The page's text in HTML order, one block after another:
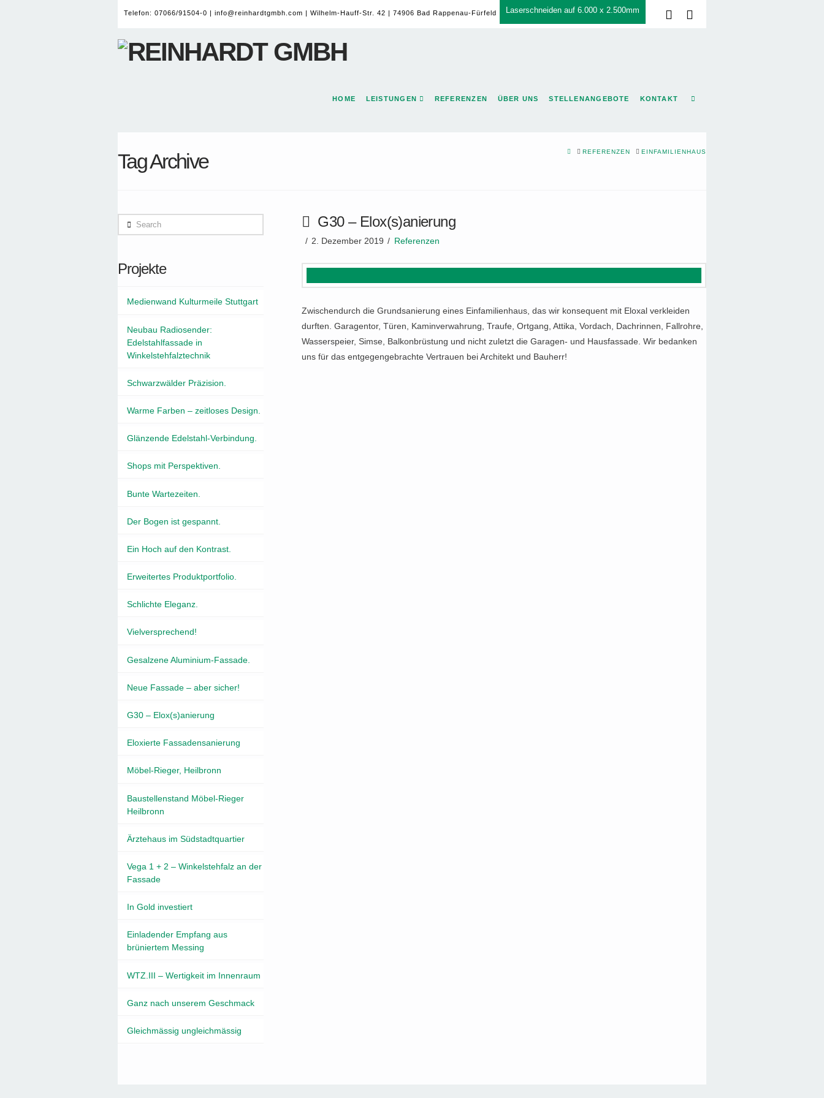
Telefon: 07066/91504-0 | info@reinhardtgmbh.com | Wilhelm-Hauff-Str. 42 | 74906 Bad Rappenau-Fürfeld Laserschneiden auf 6.000 x 2.500mm
HOME LEISTUNGEN REFERENZEN ÜBER UNS STELLENANGEBOTE KONTAKT
Tag Archive HOMEREFERENZEN EINFAMILIENHAUS
G30 – Elox(s)anierung
2. Dezember 2019 Referenzen
Zwischendurch die Grundsanierung eines Einfamilienhaus, das wir konsequent mit Eloxal verkleiden
durften. Garagentor, Türen, Kaminverwahrung, Traufe, Ortgang, Attika, Vordach, Dachrinnen, Fallrohre,
Wasserspeier, Simse, Balkonbrüstung und nicht zuletzt die Garagen- und Hausfassade. Wir bedanken
uns für das entgegengebrachte Vertrauen bei Architekt und Bauherr!
Search
Projekte
Medienwand Kulturmeile Stuttgart
Neubau Radiosender:
Edelstahlfassade in
Winkelstehfalztechnik
Schwarzwälder Präzision.
Warme Farben – zeitloses Design.
Glänzende Edelstahl-Verbindung.
Shops mit Perspektiven.
Bunte Wartezeiten.
Der Bogen ist gespannt.
Ein Hoch auf den Kontrast.
Erweitertes Produktportfolio.
Schlichte Eleganz.
Vielversprechend!
Gesalzene Aluminium-Fassade.
Neue Fassade – aber sicher!
G30 – Elox(s)anierung
Eloxierte Fassadensanierung
Möbel-Rieger, Heilbronn
Baustellenstand Möbel-Rieger
Heilbronn
Ärztehaus im Südstadtquartier
Vega 1 + 2 – Winkelstehfalz an der
Fassade
In Gold investiert
Einladender Empfang aus
brüniertem Messing
WTZ.III – Wertigkeit im Innenraum
Ganz nach unserem Geschmack
Gleichmässig ungleichmässig